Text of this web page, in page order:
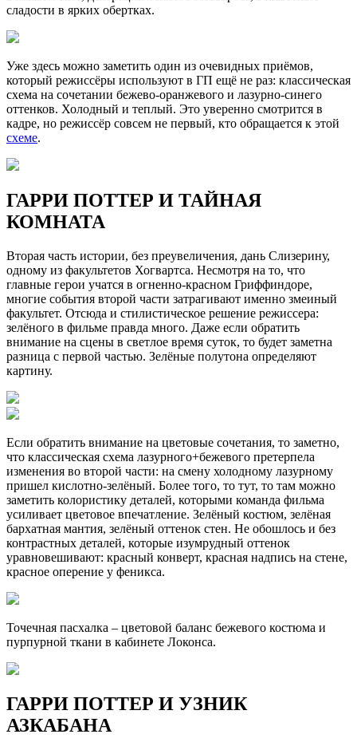
сладости в ярких обертках.
Уже здесь можно заметить один из очевидных приёмов,
который режиссёры используют в ГП ещё не раз: классическая
схема на сочетании бежево-оранжевого и лазурно-синего
оттенков. Холодный и теплый. Это уверенно смотрится в
кадре, но режиссёр совсем не первый, кто обращается к этой
схеме.
ГАРРИ ПОТТЕР И ТАЙНАЯ
КОМНАТА
Вторая часть истории, без преувеличения, дань Слизерину,
одному из факультетов Хогвартса. Несмотря на то, что
главные герои учатся в огненно-красном Гриффиндоре,
многие события второй части затрагивают именно змеиный
факультет. Отсюда и стилистическое решение режиссера:
зелёного в фильме правда много. Даже если обратить
внимание на сцены в светлое время суток, то будет заметна
разница с первой частью. Зелёные полутона определяют
картину.
Если обратить внимание на цветовые сочетания, то заметно,
что классическая схема лазурного+бежевого претерпела
изменения во второй части: на смену холодному лазурному
пришел кислотно-зелёный. Более того, то тут, то там можно
заметить колористику деталей, которыми команда фильма
усиливает цветовое впечатление. Зелёный костюм, зелёная
бархатная мантия, зелёный оттенок стен. Не обошлось и без
контрастных деталей, которые изумрудный оттенок
уравновешивают: красный конверт, красная надпись на стене,
красное оперение у феникса.
Точечная пасхалка – цветовой баланс бежевого костюма и
пурпурной ткани в кабинете Локонса.
ГАРРИ ПОТТЕР И УЗНИК
АЗКАБАНА